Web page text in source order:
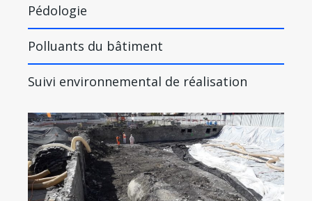
Pédologie
Polluants du bâtiment
Suivi environnemental de réalisation